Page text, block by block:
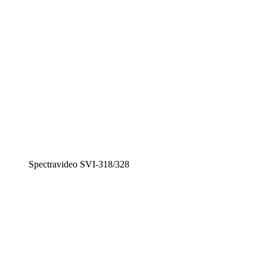
Spectravideo SVI-318/328